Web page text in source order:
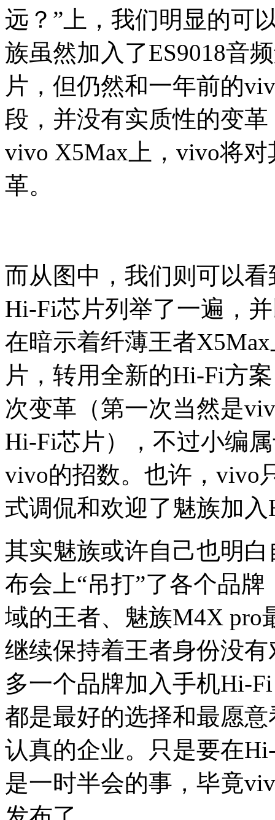
远？”上，我们明显的可
族虽然加入了ES9018音
片，但仍然和一年前的
段，并没有实质性的变
vivo X5Max上，vivo将
革。
而从图中，我们则可以
Hi-Fi芯片列举了一遍，
在暗示着纤薄王者
片，转用全新的Hi-Fi方
次变革（第一次当然是
Hi-Fi芯片），不过小编
vivo的招数。也许，vivo
式调侃和欢迎了魅族加
其实魅族或许自己也明
布会上“吊打”了各个品
域的王者、魅族M4X pro
继续保持着王者身份没
多一个品牌加入手机Hi-
都是最好的选择和最愿
认真的企业。只是要在
是一时半会的事，毕竟